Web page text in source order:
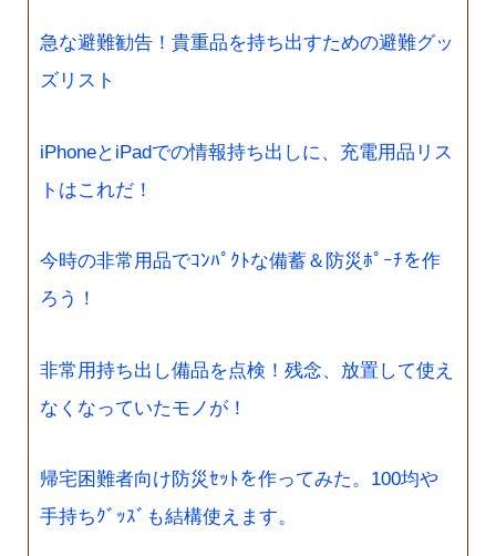
急な避難勧告！貴重品を持ち出すための避難グッ
ズリスト
iPhoneとiPadでの情報持ち出しに、充電用品リス
トはこれだ！
今時の非常用品でｺﾝﾊﾟｸﾄな備蓄＆防災ﾎﾟｰﾁを作
ろう！
非常用持ち出し備品を点検！残念、放置して使え
なくなっていたモノが！
帰宅困難者向け防災ｾｯﾄを作ってみた。100均や
手持ちｸﾞｯｽﾞも結構使えます。